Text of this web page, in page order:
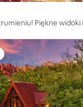
Piękne
z kategorii Wybór